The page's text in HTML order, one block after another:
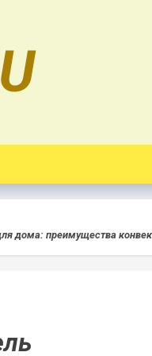
дома: преимущества